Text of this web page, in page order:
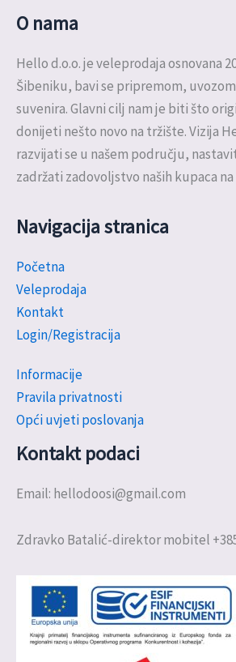
O nama
Hello d.o.o. je veleprodaja osnovana
Šibeniku, bavi se pripremom,
suvenira. Glavni cilj nam je biti što
donijeti nešto novo na tržište. Vizija
razvijati se u našem području,
zadržati zadovoljstvo naših kupaca na
Navigacija stranica
Početna
Veleprodaja
Kontakt
Login/Registracija
Informacije
Pravila privatnosti
Opći uvjeti poslovanja
Kontakt podaci
Email: hellodoosi@gmail.com
Zdravko Batalić-direktor mobitel +385